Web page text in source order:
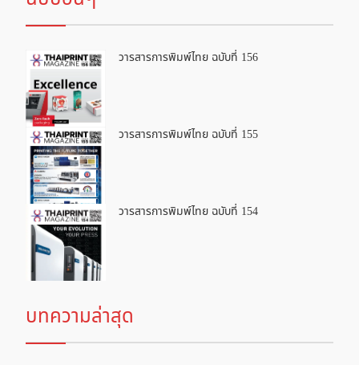
วารสารการพิมพ์ไทย ฉบับที่ 156
วารสารการพิมพ์ไทย ฉบับที่ 155
วารสารการพิมพ์ไทย ฉบับที่ 154
บทความล่าสุด